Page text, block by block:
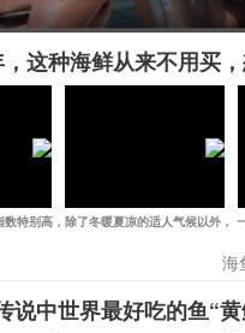
这种海鲜从来不用买
数特别高，除了冬暖夏凉的适人气候以外，
海
说中世界最好吃的鱼“